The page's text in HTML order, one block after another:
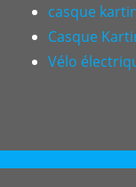
casque
Casque
Vélo